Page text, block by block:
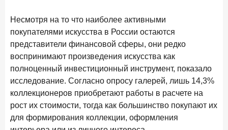
Доверие становится главным фактором на рынке
Private banking
Ипотека в России: итоги апреля 2026 года в цифрах
13 мая 2026 года ИССЛЕДОВАНИЕ
«Ни один зарубежный private банк не может
сравниться с российским»
6 мая 2026 года
Несмотря на то что наиболее активными
покупателями искусства в России остаются
представители финансовой сферы, они редко
воспринимают произведения искусства как
полноценный инвестиционный инструмент, показало
исследование. Согласно опросу галерей, лишь 14,3%
коллекционеров приобретают работы в расчете на
рост их стоимости, тогда как большинство покупают их
для формирования коллекции, оформления